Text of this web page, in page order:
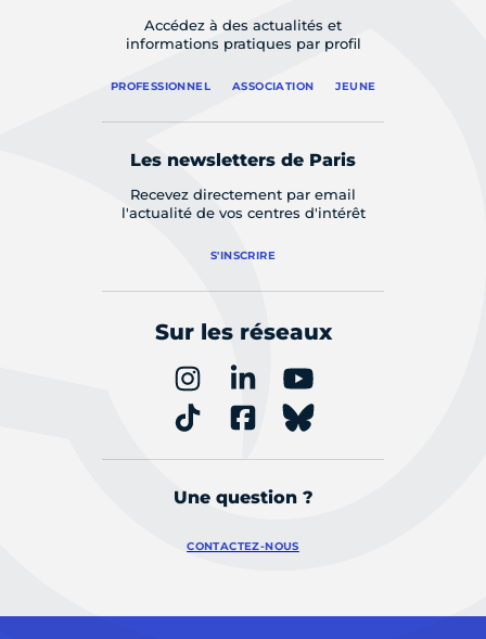
Accédez à des actualités et
informations pratiques par profil
PROFESSIONNEL ASSOCIATION JEUNE
Les newsletters de Paris
Recevez directement par email
l'actualité de vos centres d'intérêt
S'INSCRIRE
Sur les réseaux
Une question ?
CONTACTEZ-NOUS